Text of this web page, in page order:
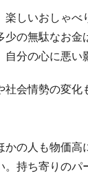
楽しいおしゃ
少の無駄なお
分の心に悪い
社会情勢の変
かの人も物価
。持ち寄りの